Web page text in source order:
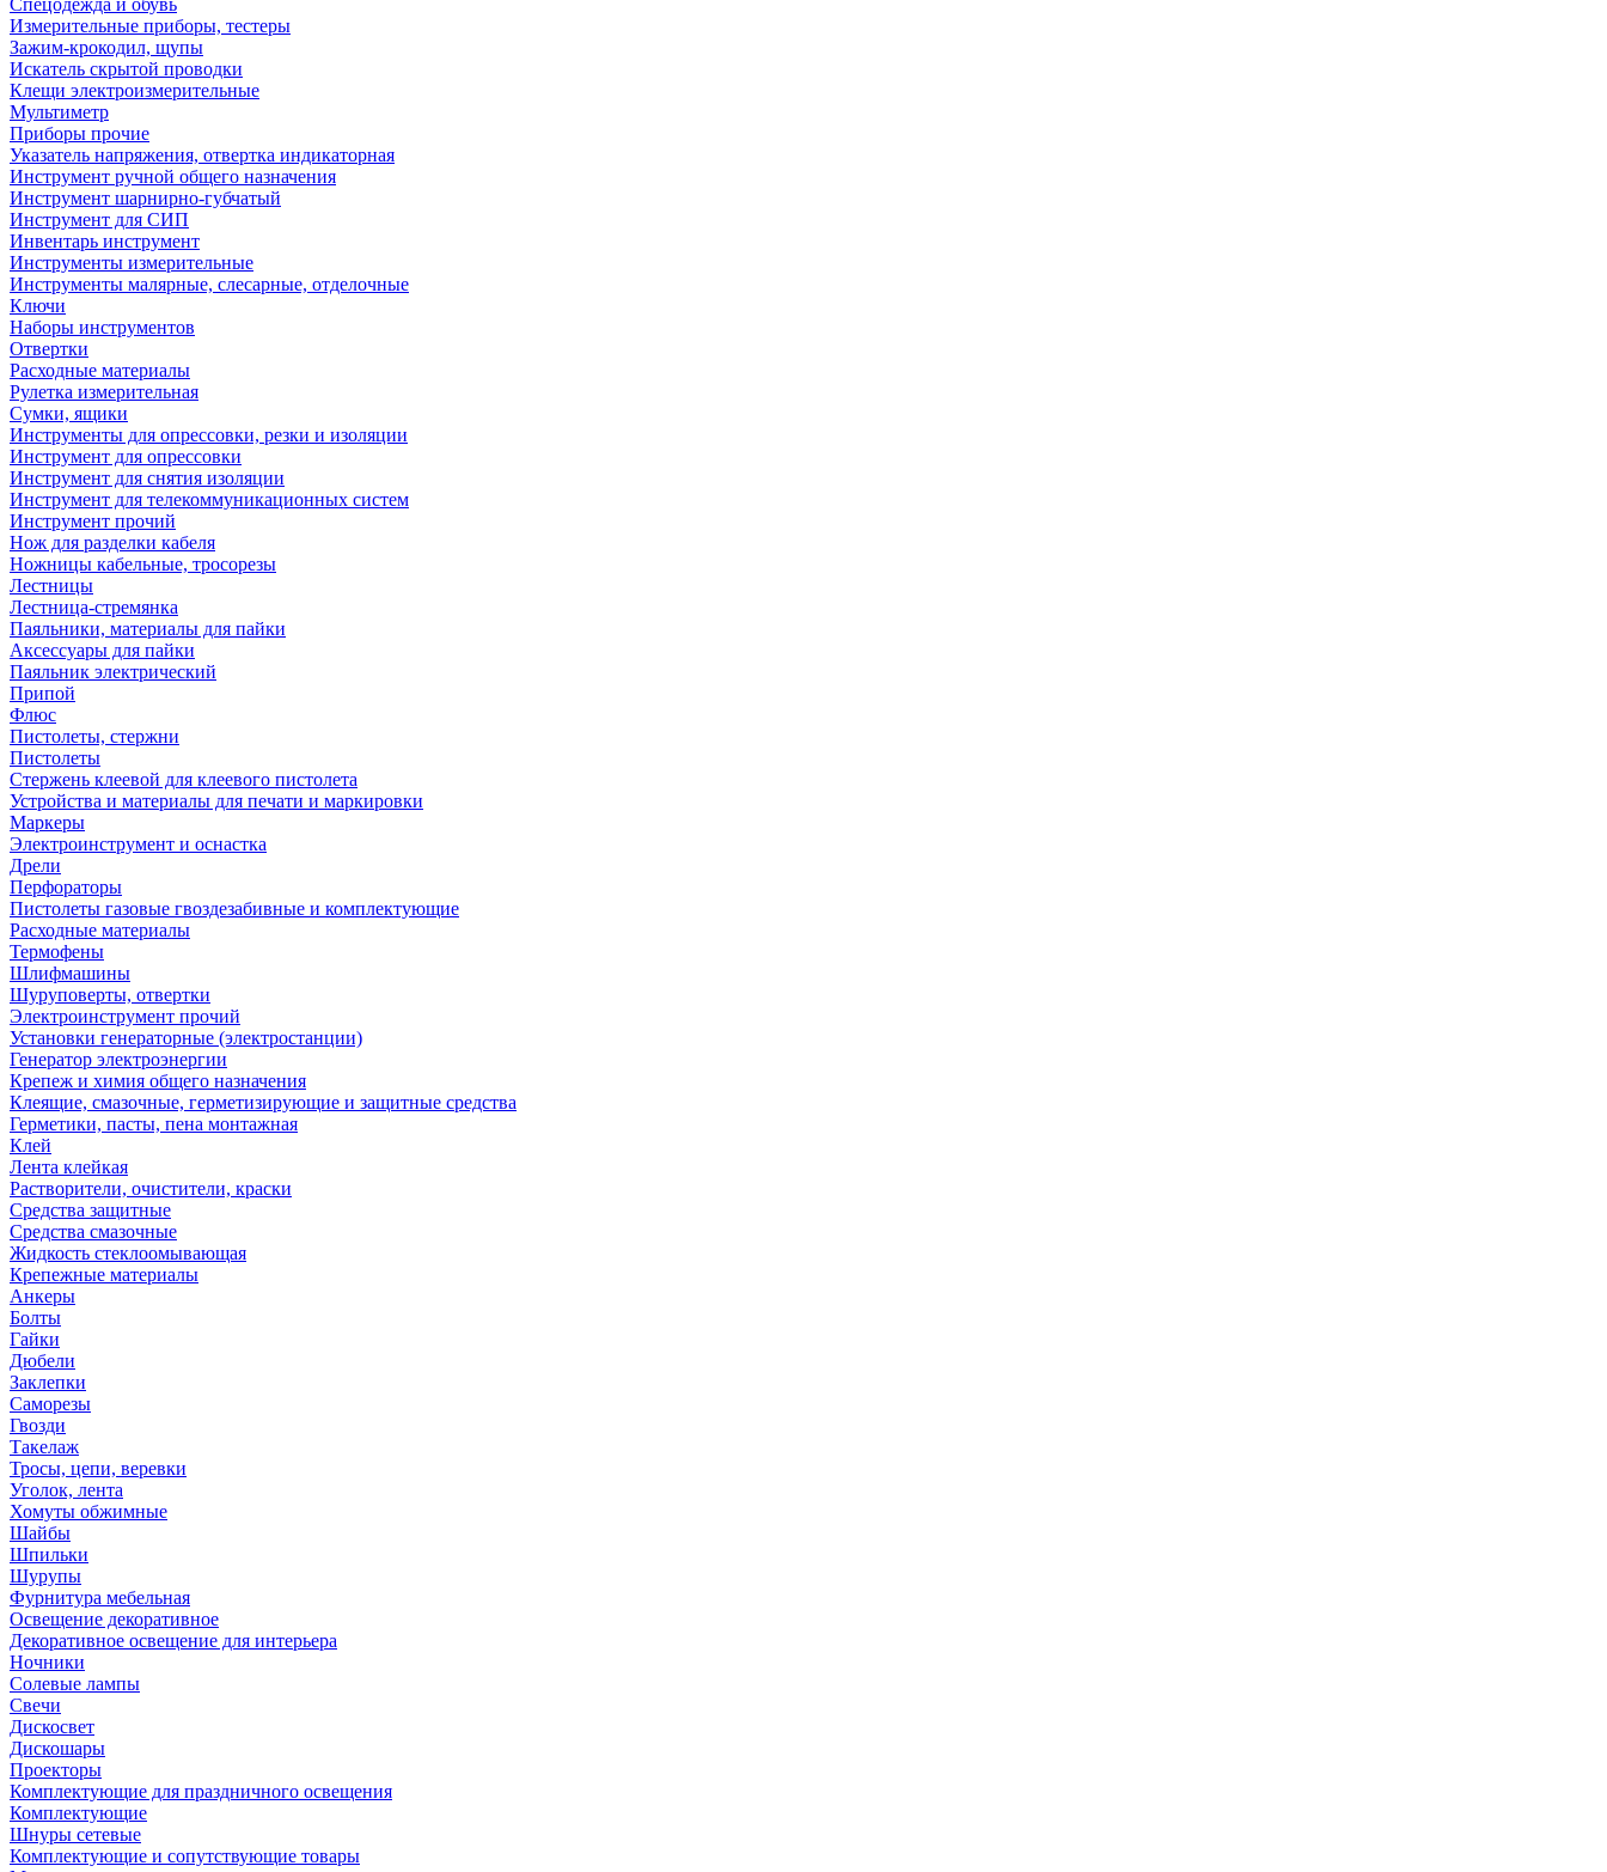
Спецодежда и обувь
Измерительные приборы, тестеры
Зажим-крокодил, щупы
Искатель скрытой проводки
Клещи электроизмерительные
Мультиметр
Приборы прочие
Указатель напряжения, отвертка индикаторная
Инструмент ручной общего назначения
Инструмент шарнирно-губчатый
Инструмент для СИП
Инвентарь инструмент
Инструменты измерительные
Инструменты малярные, слесарные, отделочные
Ключи
Наборы инструментов
Отвертки
Расходные материалы
Рулетка измерительная
Сумки, ящики
Инструменты для опрессовки, резки и изоляции
Инструмент для опрессовки
Инструмент для снятия изоляции
Инструмент для телекоммуникационных систем
Инструмент прочий
Нож для разделки кабеля
Ножницы кабельные, тросорезы
Лестницы
Лестница-стремянка
Паяльники, материалы для пайки
Аксессуары для пайки
Паяльник электрический
Припой
Флюс
Пистолеты, стержни
Пистолеты
Стержень клеевой для клеевого пистолета
Устройства и материалы для печати и маркировки
Маркеры
Электроинструмент и оснастка
Дрели
Перфораторы
Пистолеты газовые гвоздезабивные и комплектующие
Расходные материалы
Термофены
Шлифмашины
Шуруповерты, отвертки
Электроинструмент прочий
Установки генераторные (электростанции)
Генератор электроэнергии
Крепеж и химия общего назначения
Клеящие, смазочные, герметизирующие и защитные средства
Герметики, пасты, пена монтажная
Клей
Лента клейкая
Растворители, очистители, краски
Средства защитные
Средства смазочные
Жидкость стеклоомывающая
Крепежные материалы
Анкеры
Болты
Гайки
Дюбели
Заклепки
Саморезы
Гвозди
Такелаж
Тросы, цепи, веревки
Уголок, лента
Хомуты обжимные
Шайбы
Шпильки
Шурупы
Фурнитура мебельная
Освещение декоративное
Декоративное освещение для интерьера
Ночники
Солевые лампы
Свечи
Дискосвет
Дискошары
Проекторы
Комплектующие для праздничного освещения
Комплектующие
Шнуры сетевые
Комплектующие и сопутствующие товары